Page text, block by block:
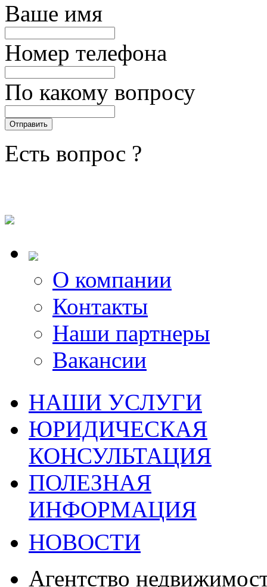
Ваше имя
Номер телефона
По какому вопросу
Есть вопрос ?
О компании
Контакты
Наши партнеры
Вакансии
НАШИ УСЛУГИ
ЮРИДИЧЕСКАЯ
КОНСУЛЬТАЦИЯ
ПОЛЕЗНАЯ
ИНФОРМАЦИЯ
НОВОСТИ
Агентство